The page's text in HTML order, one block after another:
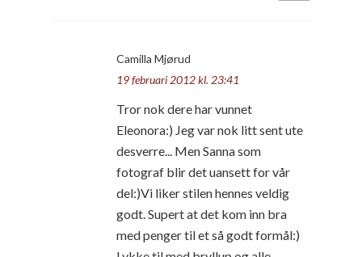
Camilla Mjørud
19 februari 2012 kl. 23:41
Tror nok dere har vunnet
Eleonora:) Jeg var nok litt sent ute
desverre... Men Sanna som
fotograf blir det uansett for vår
del:)Vi liker stilen hennes veldig
godt. Supert at det kom inn bra
med penger til et så godt formål:)